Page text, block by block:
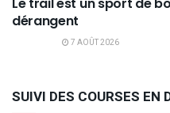
Le trail est un sport de
dérangent
7 AOÛT 2026
SUIVI DES COURSES EN